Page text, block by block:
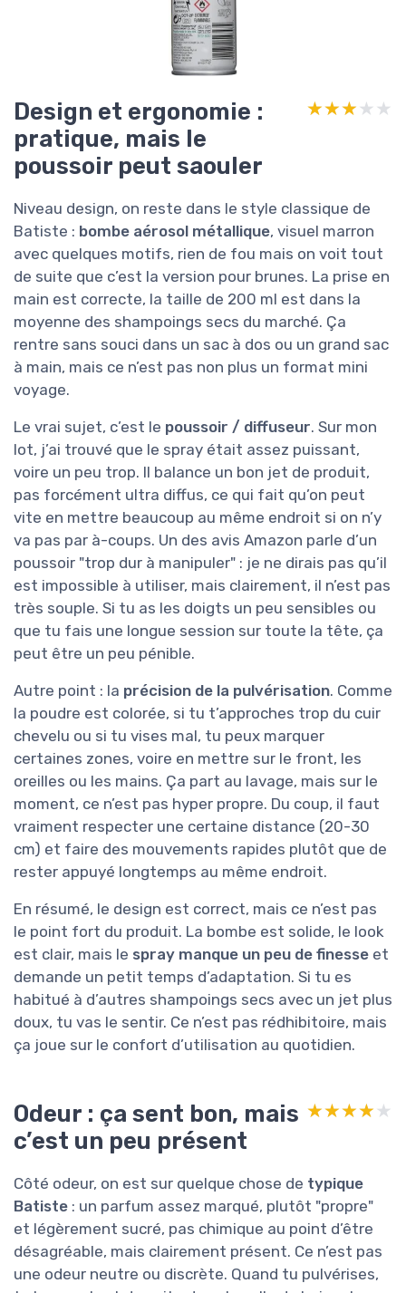
Design et ergonomie :
pratique, mais le
poussoir peut saouler
★★★★★
★★★★★
Niveau design, on reste dans le style classique de
Batiste : bombe aérosol métallique, visuel marron
avec quelques motifs, rien de fou mais on voit tout
de suite que c’est la version pour brunes. La prise en
main est correcte, la taille de 200 ml est dans la
moyenne des shampoings secs du marché. Ça
rentre sans souci dans un sac à dos ou un grand sac
à main, mais ce n’est pas non plus un format mini
voyage.
Le vrai sujet, c’est le poussoir / diffuseur. Sur mon
lot, j’ai trouvé que le spray était assez puissant,
voire un peu trop. Il balance un bon jet de produit,
pas forcément ultra diffus, ce qui fait qu’on peut
vite en mettre beaucoup au même endroit si on n’y
va pas par à-coups. Un des avis Amazon parle d’un
poussoir "trop dur à manipuler" : je ne dirais pas qu’il
est impossible à utiliser, mais clairement, il n’est pas
très souple. Si tu as les doigts un peu sensibles ou
que tu fais une longue session sur toute la tête, ça
peut être un peu pénible.
Autre point : la précision de la pulvérisation. Comme
la poudre est colorée, si tu t’approches trop du cuir
chevelu ou si tu vises mal, tu peux marquer
certaines zones, voire en mettre sur le front, les
oreilles ou les mains. Ça part au lavage, mais sur le
moment, ce n’est pas hyper propre. Du coup, il faut
vraiment respecter une certaine distance (20-30
cm) et faire des mouvements rapides plutôt que de
rester appuyé longtemps au même endroit.
En résumé, le design est correct, mais ce n’est pas
le point fort du produit. La bombe est solide, le look
est clair, mais le spray manque un peu de finesse et
demande un petit temps d’adaptation. Si tu es
habitué à d’autres shampoings secs avec un jet plus
doux, tu vas le sentir. Ce n’est pas rédhibitoire, mais
ça joue sur le confort d’utilisation au quotidien.
Odeur : ça sent bon, mais
c’est un peu présent
★★★★★
★★★★★
Côté odeur, on est sur quelque chose de typique
Batiste : un parfum assez marqué, plutôt "propre"
et légèrement sucré, pas chimique au point d’être
désagréable, mais clairement présent. Ce n’est pas
une odeur neutre ou discrète. Quand tu pulvérises,